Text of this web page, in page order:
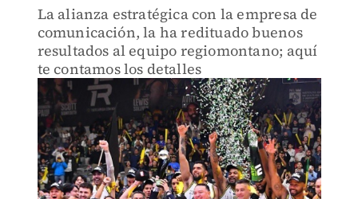
La alianza estratégica con la empresa de
comunicación, la ha redituado buenos
resultados al equipo regiomontano; aquí
te contamos los detalles